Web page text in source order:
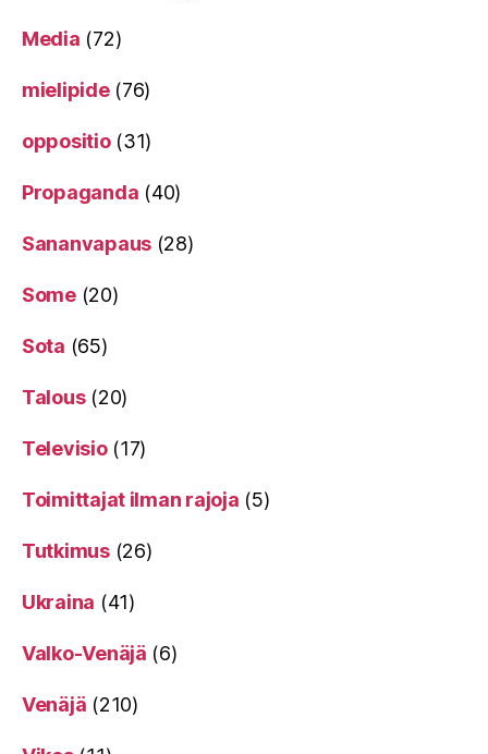
Media (72)
mielipide(76)
oppositio(31)
Propaganda (40)
Sananvapaus (28)
Some(20)
Sota (65)
Talous(20)
Televisio(17)
Toimittajat ilman rajoja (5)
Tutkimus(26)
Ukraina (41)
Valko-Venäjä (6)
Venäjä (210)